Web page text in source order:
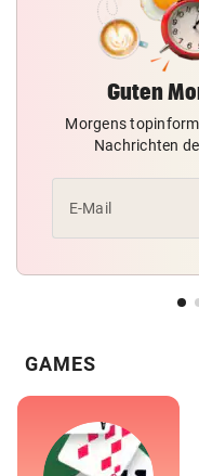
Guten
Morgens
Nachrichten
E-Mail
GAMES